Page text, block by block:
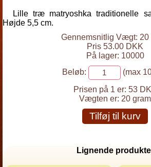
Lille træ matryoshka traditionelle
Højde 5,5 cm.
Gennemsnitlig Vægt: 20
Pris 53.00 DKK
På lager: 10000
Beløb:
(max
Prisen på 1 er: 53
Vægten er: 20 gram
Tilføj til kurv
Lignende